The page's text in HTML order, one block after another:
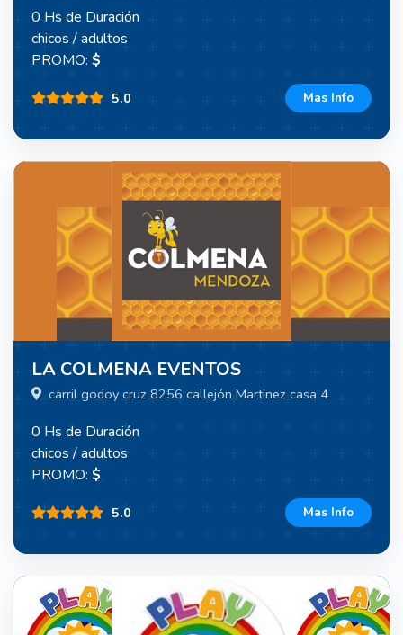
0 Hs de Duración
chicos / adultos
PROMO: $
5.0 Mas Info
LA COLMENA EVENTOS
carril godoy cruz 8256 callejón Martinez casa 4
0 Hs de Duración
chicos / adultos
PROMO: $
5.0 Mas Info